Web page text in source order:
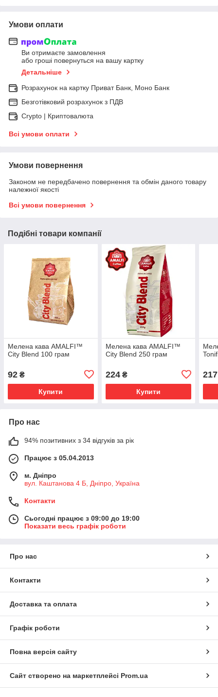
Умови оплати
Ви отримаєте замовлення
або гроші повернуться на вашу картку
Детальніше
Розрахунок на картку Приват Банк, Моно Банк
Безготівковий розрахунок з ПДВ
Crypto | Криптовалюта
Всі умови оплати
Умови повернення
Законом не передбачено повернення та обмін даного товару
належної якості
Всі умови повернення
Подібні товари компанії
Мелена кава AMALFI™
City Blend 100 грам
92 ₴
Купити
Мелена кава AMALFI™
City Blend 250 грам
224₴
Купити
217
Про нас
94% позитивних з 34 відгуків за рік
Працює з 05.04.2013
м. Дніпро
вул. Каштанова 4 Б, Дніпро, Україна
Контакти
Сьогодні працює з 09:00 до 19:00
Показати весь графік роботи
Про нас
Контакти
Доставка та оплата
Графік роботи
Повна версія сайту
Сайт створено на маркетплейсі Prom.ua